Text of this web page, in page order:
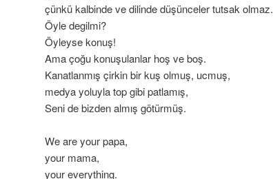
çünkü kalbinde ve dilinde düşünceler tutsak olmaz.
Öyle degilmi?
Öyleyse konuş!
Ama çoğu konuşulanlar hoş ve boş.
Kanatlanmış çirkin bir kuş olmuş, ucmuş,
medya yoluyla top gibi patlamış,
Seni de bizden almış götürmüş.
We are your papa,
your mama,
your everything.